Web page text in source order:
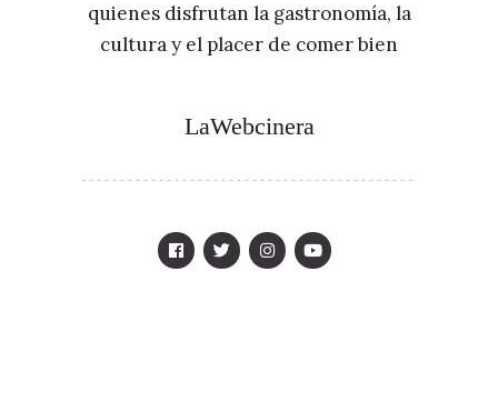
quienes disfrutan la gastronomía, la
cultura y el placer de comer bien
LaWebcinera